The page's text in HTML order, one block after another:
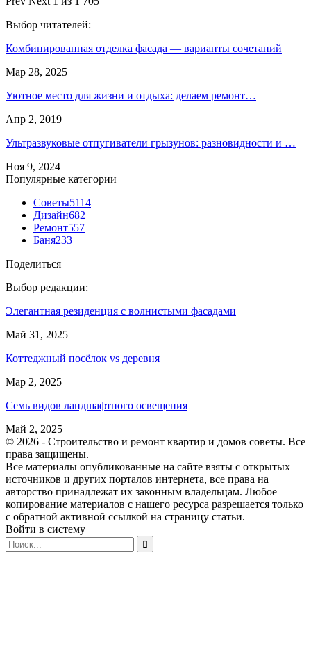
Выбор читателей:
Комбинированная отделка фасада — варианты сочетаний
Мар 28, 2025
Уютное место для жизни и отдыха: делаем ремонт…
Апр 2, 2019
Ультразвуковые отпугиватели грызунов: разновидности и …
Ноя 9, 2024
Популярные категории
Советы5114
Дизайн682
Ремонт557
Баня233
Поделиться
Выбор редакции:
Элегантная резиденция с волнистыми фасадами
Май 31, 2025
Коттеджный посёлок vs деревня
Мар 2, 2025
Семь видов ландшафтного освещения
Май 2, 2025
© 2026 - Строительство и ремонт квартир и домов советы. Все
права защищены.
Все материалы опубликованные на сайте взяты с открытых
источников и других порталов интернета, все права на
авторство принадлежат их законным владельцам. Любое
копирование материалов с нашего ресурса разрешается только
с обратной активной ссылкой на страницу статьи.
Войти в систему